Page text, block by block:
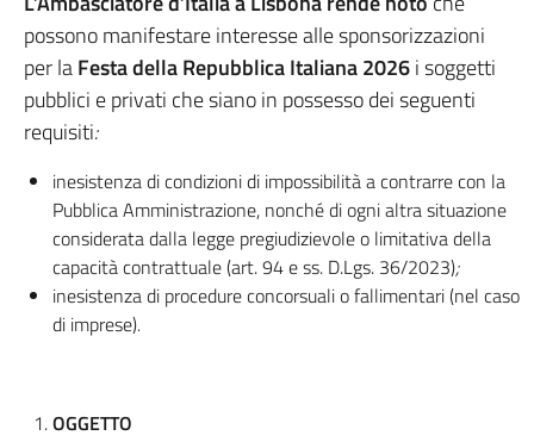
possono manifestare interesse alle sponsorizzazioni
per laFesta della Repubblica Italiana 2026i soggetti
pubblici e privati che siano in possesso dei seguenti
requisiti:
inesistenza di condizioni di impossibilità a contrarre con la
Pubblica Amministrazione, nonché di ogni altra situazione
considerata dalla legge pregiudizievole o limitativa della
capacità contrattuale (art. 94 e ss. D.Lgs. 36/2023);
inesistenza di procedure concorsuali o fallimentari (nel caso
di imprese).
OGGETTO